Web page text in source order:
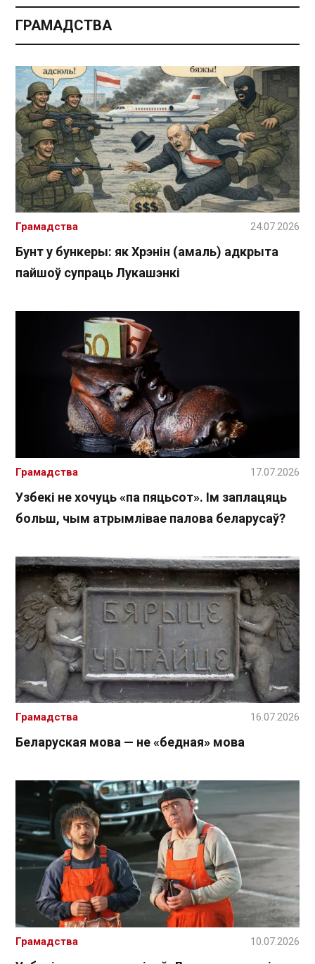
ГРАМАДСТВА
Бунт у бункеры: як Хрэнін (амаль) адкрыта
пайшоў супраць Лукашэнкі
Грамадства 24.07.2026
Узбекі не хочуць «па пяцьсот». Ім заплацяць
больш, чым атрымлівае палова беларусаў?
Грамадства 17.07.2026
Беларуская мова — не «бедная» мова
Грамадства 16.07.2026
Грамадства 10.07.2026